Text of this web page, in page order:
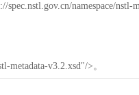
spec.nstl.gov.cn/namespace/
v3.2.xsd"/>。